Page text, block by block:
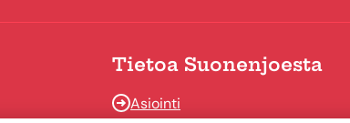
Tietoa Suonenjoesta
Asiointi